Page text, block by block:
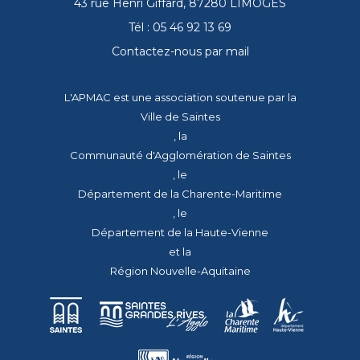
43 rue Henri Giffard, 87280 LIMOGES
Tél : 05 46 92 13 69
Contactez-nous par mail
L'APMAC est une association soutenue par la
Ville de Saintes
, la
Communauté d'Agglomération de Saintes
, le
Département de la Charente-Maritime
, le
Département de la Haute-Vienne
et la
Région Nouvelle-Aquitaine